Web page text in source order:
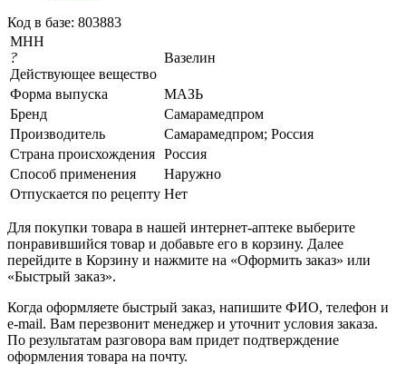
Код в базе: 803883
МНН
?
Действующее вещество
Вазелин
Форма выпуска
МАЗЬ
Бренд
Самарамедпром
Производитель
Самарамедпром; Россия
Страна происхождения Россия
Способ применения
Наружно
Отпускается по рецепту Нет
Для покупки товара в нашей интернет-аптеке выберите
понравившийся товар и добавьте его в корзину. Далее
перейдите в Корзину и нажмите на «Оформить заказ» или
«Быстрый заказ».
Когда оформляете быстрый заказ, напишите ФИО, телефон и
e-mail. Вам перезвонит менеджер и уточнит условия заказа.
По результатам разговора вам придет подтверждение
оформления товара на почту.